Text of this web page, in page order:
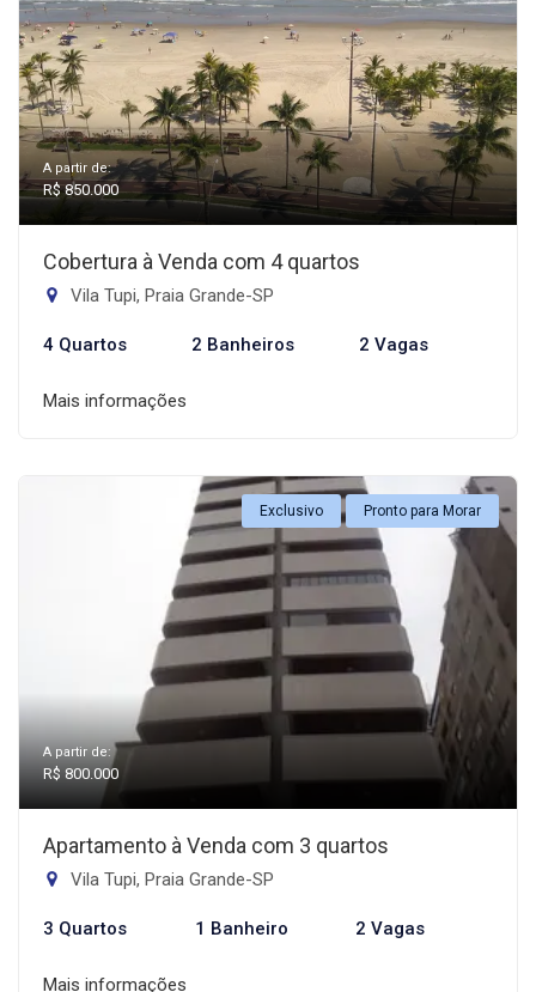
A partir de:
R$ 850.000
Cobertura à Venda com 4 quartos
Vila Tupi, Praia Grande-SP
4 Quartos 2 Banheiros 2 Vagas
Mais informações
Exclusivo Pronto para Morar
A partir de:
R$ 800.000
Apartamento à Venda com 3 quartos
Vila Tupi, Praia Grande-SP
3 Quartos 1 Banheiro 2 Vagas
Mais informações